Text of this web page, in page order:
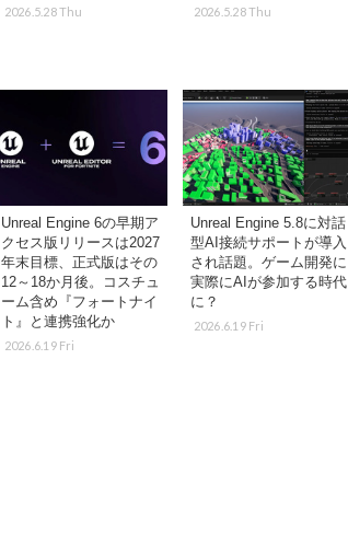
2026.5.28 Thu 2026.5.28 Thu
Unreal Engine 6の早期ア
クセス版リリースは2027
年末目標、正式版はその
12～18か月後。コスチュ
ーム含め『フォートナイ
ト』と連携強化か
2026.6.19 Fri
Unreal Engine 5.8に対話
型AI接続サポートが導入
され話題。ゲーム開発に
実際にAIが参加する時代
に？
2026.6.19 Fri